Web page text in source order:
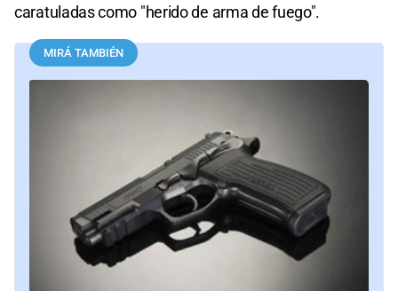
caratuladas como "herido de arma de fuego".
MIRÁ TAMBIÉN